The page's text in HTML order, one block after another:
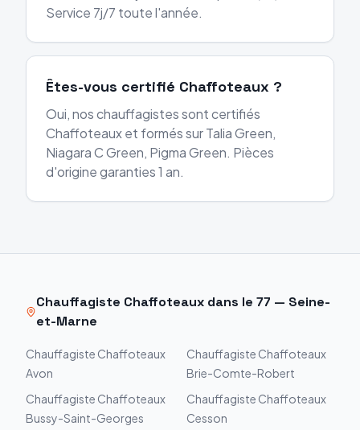
Service 7j/7 toute l'année.
Êtes-vous certifié Chaffoteaux ?
Oui, nos chauffagistes sont certifiés
Chaffoteaux et formés sur Talia Green,
Niagara C Green, Pigma Green. Pièces
d'origine garanties 1 an.
Chauffagiste Chaffoteaux dans le77 — Seine-
et-Marne
Chauffagiste Chaffoteaux
Avon
Chauffagiste Chaffoteaux
Brie-Comte-Robert
Chauffagiste Chaffoteaux
Bussy-Saint-Georges
Chauffagiste Chaffoteaux
Cesson